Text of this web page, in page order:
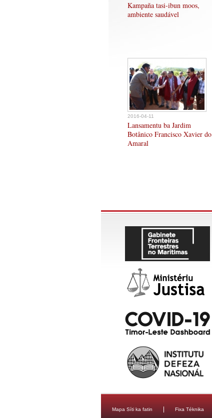
Kampaña tasi-ibun moos,
ambiente saudável
2016-04-11
Lansamentu ba Jardim
Botânico Francisco Xavier do
Amaral
Mapa Síti ka fatin Fixa Téknika